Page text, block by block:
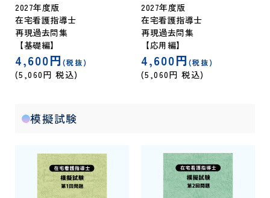
2027年度版
在宅看護指導士
再現過去問集
【基礎編】
4,600円 (税抜)
(5,060円 税込)
2027年度版
在宅看護指導士
再現過去問集
【応用編】
4,600円 (税抜)
(5,060円 税込)
模擬試験